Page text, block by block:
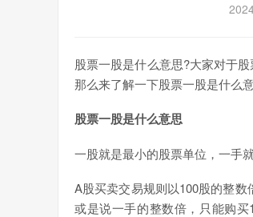
股票一股是什么意思?大家对于
那么来了解一下股票一股是什么
股票一股是什么意思
一股就是最小的股票单位，一手就
A股买卖交易规则以100股的整数
或是说一手的整数倍，只能购